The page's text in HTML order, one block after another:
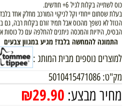
כוס לשתייה בקלות לגיל 6+ חודשים.
בעלת שסתום ייחודי וקל לניקוי המורכב מחלק אחד
הנוזל לא נשפך מהכוס אבל תמיד זורם בקלות רבה, גם
הבסיס, הידיות והמכסה ניתנים להחלפה עם כל כוסות
התמונה להמחשה בלבד! מגיע במגוון צבעים
למוצרים נוספים מבית המותג :
מק"ט: 5010415471086
מחיר מבצע: ₪29.90